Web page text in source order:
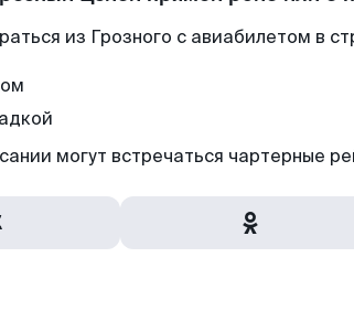
из Грозного с авиабилетом в
могут встречаться чартерные